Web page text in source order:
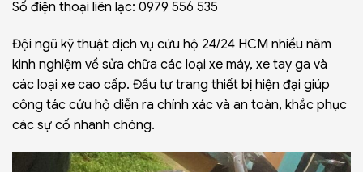
Số điện thoại liên lạc: 0979 556 535
Đội ngũ kỹ thuật dịch vụ cứu hộ 24/24 HCM nhiều năm
kinh nghiệm về sửa chữa các loại xe máy, xe tay ga và
các loại xe cao cấp. Đầu tư trang thiết bị hiện đại giúp
công tác cứu hộ diễn ra chính xác và an toàn, khắc phục
các sự cố nhanh chóng.